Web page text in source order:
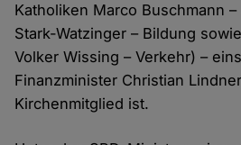
Katholiken Marco Buschmann
Stark-Watzinger – Bildung
Volker Wissing – Verkehr) –
Finanzminister Christian
Kirchenmitglied ist.